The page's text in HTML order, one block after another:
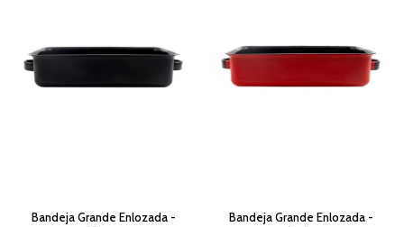
Bandeja Grande Enlozada -
Bandeja Grande Enlozada -